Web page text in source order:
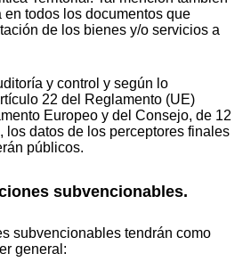
todos los documentos que
de los bienes y/o servicios a
y control y según lo
22 del Reglamento (UE)
Europeo y del Consejo, de 12
los datos de los perceptores finales
públicos.
subvencionables.
subvencionables tendrán como
general: